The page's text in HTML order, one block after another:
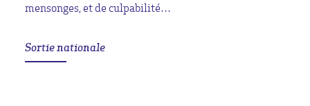
mensonges, et de culpabilité…
Sortie nationale